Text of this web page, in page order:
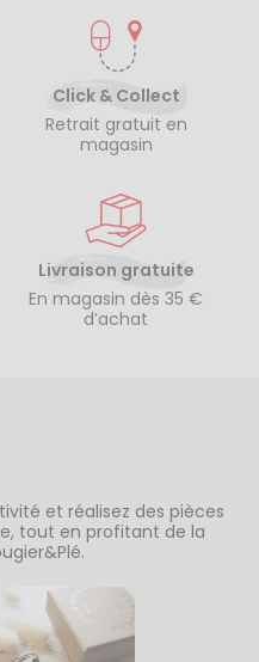
Click & Collect
Retrait gratuit en
magasin
Livraison gratuite
En magasin dès 35 €
d’achat
et réalisez des pièces
tout en profitant de la